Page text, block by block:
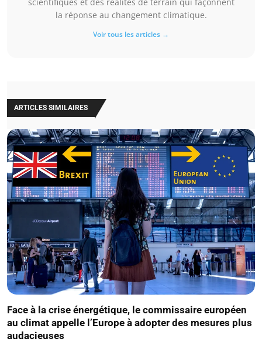
la réponse au changement climatique.
Voir tous les articles →
ARTICLES SIMILAIRES
Face à la crise énergétique, le commissaire européen
au climat appelle l’Europe à adopter des mesures plus
audacieuses